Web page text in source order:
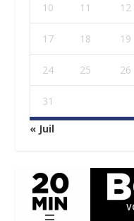
10 11 12
17 18 19
24 25 26
31
« Juil